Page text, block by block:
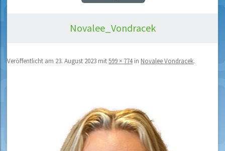
Novalee_Vondracek
Veröffentlicht am 23. August 2023 mit599 × 774 in Novalee Vondracek.